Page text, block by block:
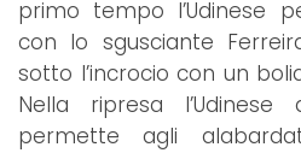
primo tempo l’Udinese
con lo sgusciante
sotto l’incrocio con un
Nella ripresa
permette agli